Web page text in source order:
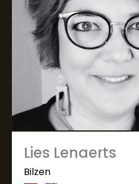
Lies Lenaerts
Bilzen